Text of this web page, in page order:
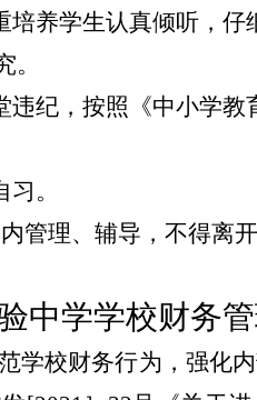
养学生认真倾听，
纪，按照《中小学
。
管理、辅导，不得离开
中学学校财务
学校财务行为，强化